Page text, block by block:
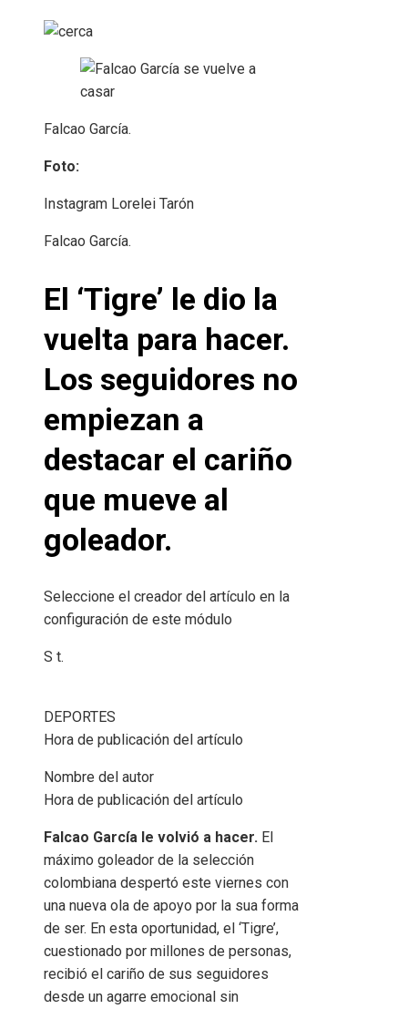
Falcao García.
Foto:
Instagram Lorelei Tarón
Falcao García.
El ‘Tigre’ le dio la
vuelta para hacer.
Los seguidores no
empiezan a
destacar el cariño
que mueve al
goleador.
Seleccione el creador del artículo en la
configuración de este módulo
S t.
DEPORTES
Hora de publicación del artículo
Nombre del autor
Hora de publicación del artículo
Falcao García le volvió a hacer. El
máximo goleador de la selección
colombiana despertó este viernes con
una nueva ola de apoyo por la sua forma
de ser. En esta oportunidad, el ‘Tigre’,
cuestionado por millones de personas,
recibió el cariño de sus seguidores
desde un agarre emocional sin